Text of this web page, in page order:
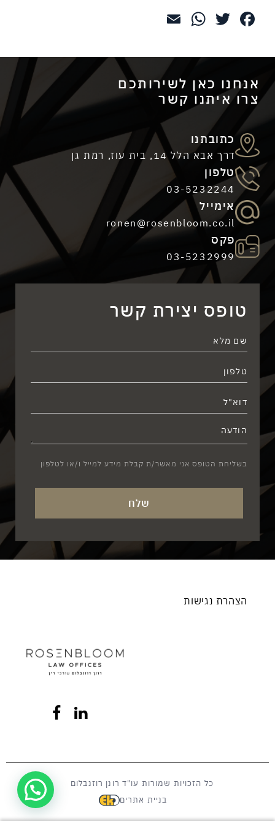
Facebook
Twitter
WhatsApp
כאן לשירותכם
קשר
כתובתנו
דרך אבא הלל 14, בית עוז, רמת גן
טלפון
03-5232244
אימייל
ronen@rosenbloom.co.il
פקס
03-5232999
טופס יצירת קשר
בשליחת הטופס אני מאשר/ת קבלת מידע למייל ו/או לטלפון
הצהרת נגישות
כל הזכויות שמורות עו"ד רונן רוזנבלום
בניית אתרים